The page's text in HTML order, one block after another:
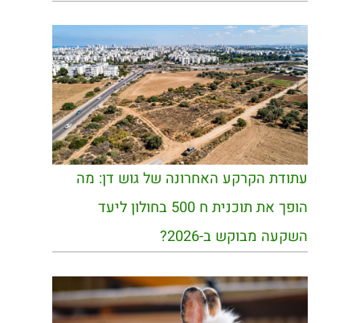
עתודת הקרקע האחרונה של גוש דן: מה
הופך את תוכנית ח 500 בחולון ליעד
השקעה מבוקש ב-2026?